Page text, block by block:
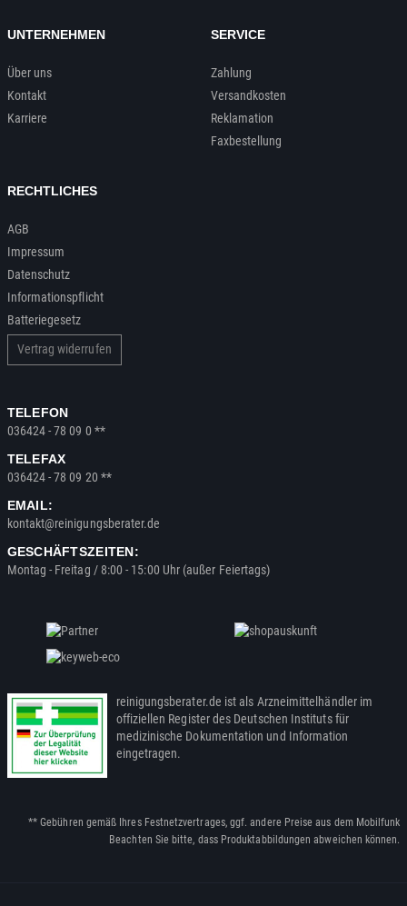
UNTERNEHMEN
Über uns
Kontakt
Karriere
SERVICE
Zahlung
Versandkosten
Reklamation
Faxbestellung
RECHTLICHES
AGB
Impressum
Datenschutz
Informationspflicht
Batteriegesetz
Vertrag widerrufen
TELEFON
036424 - 78 09 0 **
TELEFAX
036424 - 78 09 20 **
EMAIL:
kontakt@reinigungsberater.de
GESCHÄFTSZEITEN:
Montag - Freitag / 8:00 - 15:00 Uhr (außer Feiertags)
reinigungsberater.de ist als Arzneimittelhändler im
offiziellen Register des Deutschen Instituts für
medizinische Dokumentation und Information
eingetragen.
** Gebühren gemäß Ihres Festnetzvertrages, ggf. andere Preise aus dem Mobilfunk
Beachten Sie bitte, dass Produktabbildungen abweichen können.